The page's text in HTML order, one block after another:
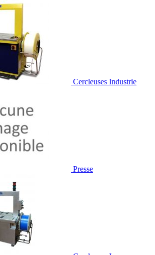
Cercleuses Industrie
Presse